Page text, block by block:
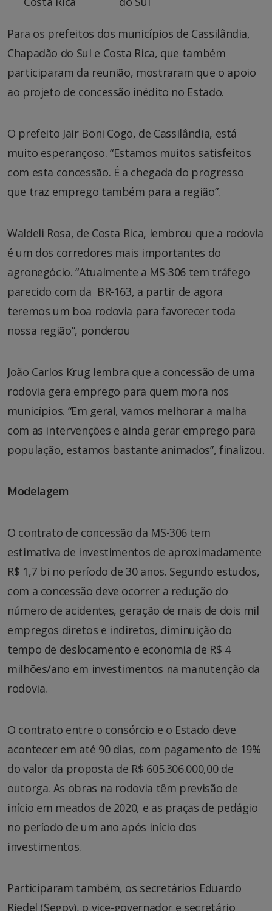
Para os prefeitos dos municípios de Cassilândia,
Chapadão do Sul e Costa Rica, que também
participaram da reunião, mostraram que o apoio
ao projeto de concessão inédito no Estado.
O prefeito Jair Boni Cogo, de Cassilândia, está
muito esperançoso. “Estamos muitos satisfeitos
com esta concessão. É a chegada do progresso
que traz emprego também para a região”.
Waldeli Rosa, de Costa Rica, lembrou que a rodovia
é um dos corredores mais importantes do
agronegócio. “Atualmente a MS-306 tem tráfego
parecido com da BR-163, a partir de agora
teremos um boa rodovia para favorecer toda
nossa região”, ponderou
João Carlos Krug lembra que a concessão de uma
rodovia gera emprego para quem mora nos
municípios. “Em geral, vamos melhorar a malha
com as intervenções e ainda gerar emprego para
população, estamos bastante animados”, finalizou.
Modelagem
O contrato de concessão da MS-306 tem
estimativa de investimentos de aproximadamente
R$ 1,7 bi no período de 30 anos. Segundo estudos,
com a concessão deve ocorrer a redução do
número de acidentes, geração de mais de dois mil
empregos diretos e indiretos, diminuição do
tempo de deslocamento e economia de R$ 4
milhões/ano em investimentos na manutenção da
rodovia.
O contrato entre o consórcio e o Estado deve
acontecer em até 90 dias, com pagamento de 19%
do valor da proposta de R$ 605.306.000,00 de
outorga. As obras na rodovia têm previsão de
início em meados de 2020, e as praças de pedágio
no período de um ano após início dos
investimentos.
Participaram também, os secretários Eduardo
Riedel (Segov), o vice-governador e secretário